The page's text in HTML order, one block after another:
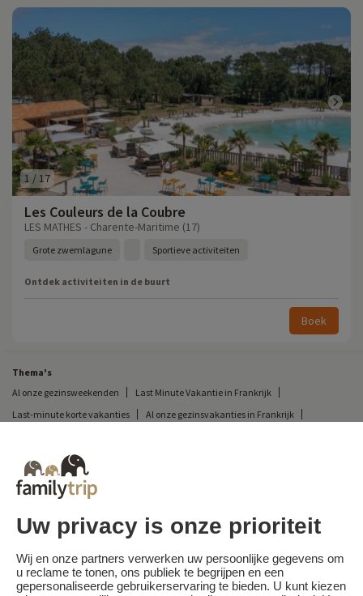
1 / 17
Les Couleurs de la Coubre
LES MATHES - Charente-Maritime (17)
Grote zwemlagune Sportieve activiteiten
Ontdek activiteiten in de buurt
Boek
Thema's
Al onze gezinsweekenden
Last Minute Vakantie in Frankrijk
Last-minute korte vakanties
Al onze gezinsvakanties in Frankrijk
Bestemmingen
Skivakantie in Frankrijk
Familytrip © 2026 Familytrip
Wie zijn wij?
Algemene voorwaarden en privacybeleid
Wat de pers over ons te zeggen heeft
Partners FAQ Blog
Uw privacy is onze prioriteit
Wij en onze partners verwerken uw persoonlijke gegevens om
u reclame te tonen, ons publiek te begrijpen en een
gepersonaliseerde gebruikerservaring te bieden. U kunt kiezen